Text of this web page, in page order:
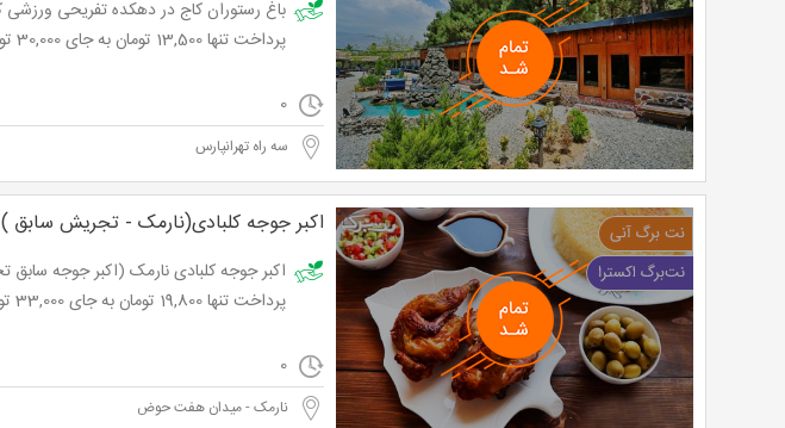
پرداخت تنها 13,500 تومان به جای 30,000 تومان
0
سه راه تهرانپارس
اکبر جوجه کلبادی(نارمک - تجریش سابق )
پرداخت تنها 19,800 تومان به جای 33,000 تومان
0
نارمک - میدان هفت حوض